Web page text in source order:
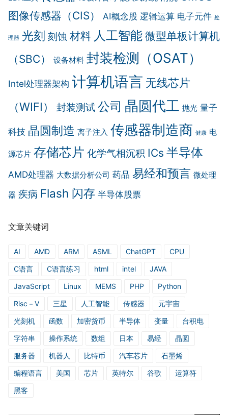
图像传感器（CIS）
AI概念股 逻辑运算 电子元件 处
理器 光刻 刻蚀 材料 人工智能 微型单板计算机
（SBC）
设备材料 封装检测（OSAT）
Intel处理器架构 计算机语言 无线芯片
（WIFI）
封装测试 公司 晶圆代工 抛光 量子
科技 晶圆制造 离子注入 传感器制造商 健康 电
源芯片 存储芯片 化学气相沉积 ICs 半导体
AMD处理器 大数据分析公司 药品 易经和预言 微处理
器 疾病 Flash 闪存 半导体股票
文章关键词
AI AMD ARM ASML ChatGPT
CPU
C语言
C语言练习 html intel
JAVA
JavaScript
Linux MEMS PHP
Python
Risc－V
三星 人工智能 传感器
元宇宙
光刻机
函数 加密货币 半导体 变量
台积电
字符串
操作系统 数组 日本 易经
晶圆
服务器
机器人 比特币 汽车芯片
石墨烯
编程语言
美国 芯片 英特尔 谷歌
运算符
黑客